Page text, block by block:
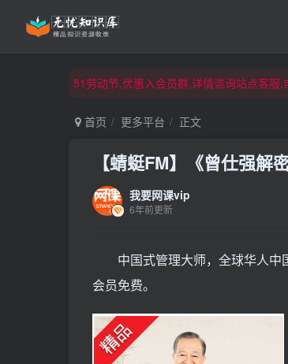
51劳动节,优惠入会员群,详情咨询站点客服,
51劳动节,优惠入会员群,详情咨询站点客服,
首页 更多平台 正文
【蜻蜓FM】《曾仕强解
我要网课vip
6年前更新
中国式管理大师，全球华人中国
会员免费。